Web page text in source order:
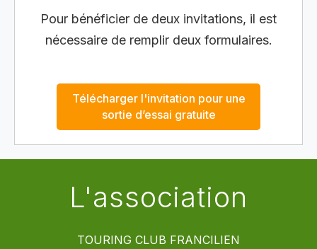
Pour bénéficier de deux invitations, il est
nécessaire de remplir deux formulaires.
Télécharger l'invitation pour une
sortie d’essai gratuite
L'association
TOURING CLUB FRANCILIEN